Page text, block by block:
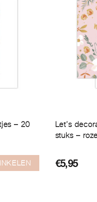
– 20
Let’s
stuks –
€5,95